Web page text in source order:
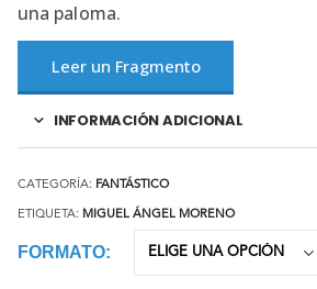
una paloma.
Leer un Fragmento
INFORMACIÓN ADICIONAL
CATEGORÍA: FANTÁSTICO
ETIQUETA: MIGUEL ÁNGEL MORENO
FORMATO